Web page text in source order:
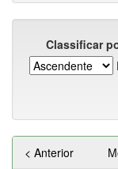
Classificar
< Anterior